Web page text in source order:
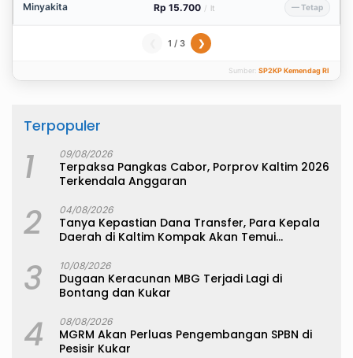
Minyakita Rp 15.700 / lt — Tetap
1 / 3 ❯
Sumber: SP2KP Kemendag RI
Terpopuler
1 09/08/2026
Terpaksa Pangkas Cabor, Porprov Kaltim 2026
Terkendala Anggaran
2 04/08/2026
Tanya Kepastian Dana Transfer, Para Kepala
Daerah di Kaltim Kompak Akan Temui
3 10/08/2026
Dugaan Keracunan MBG Terjadi Lagi di
Bontang dan Kukar
4 08/08/2026
MGRM Akan Perluas Pengembangan SPBN di
Pesisir Kukar